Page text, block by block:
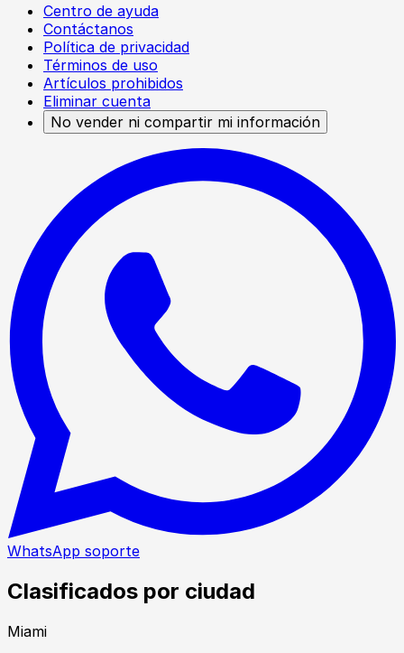
Centro de ayuda
Contáctanos
Política de privacidad
Términos de uso
Artículos prohibidos
Eliminar cuenta
No vender ni compartir mi información
WhatsApp soporte
Clasificados por ciudad
Miami